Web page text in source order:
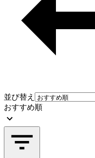
並び替え
おすすめ順